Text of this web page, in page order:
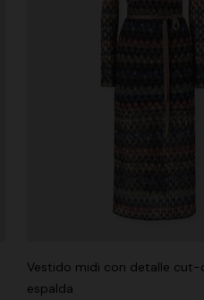
Vestido midi con detalle cut-
espalda